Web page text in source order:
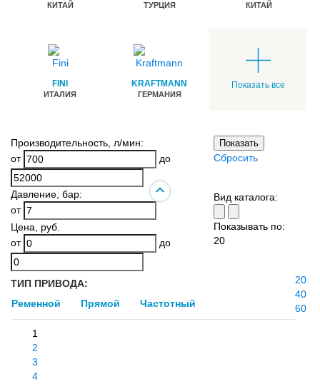
КИТАЙ ТУРЦИЯ КИТАЙ
FINI
ИТАЛИЯ
KRAFTMANN
ГЕРМАНИЯ
Показать все
Производительность , л/мин:
от
до
Давление , бар:
от
Цена , руб.
от
до
Показать
Сбросить
ТИП ПРИВОДА:
Ременной
Прямой Частотный
Вид каталога:
Показывать по:
20
20
40
60
1
2
3
4